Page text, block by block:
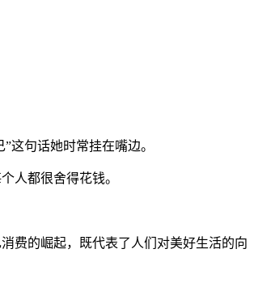
这句话她时常挂在嘴边。
人都很舍得花钱。
费的崛起，既代表了人们对美好生活的向